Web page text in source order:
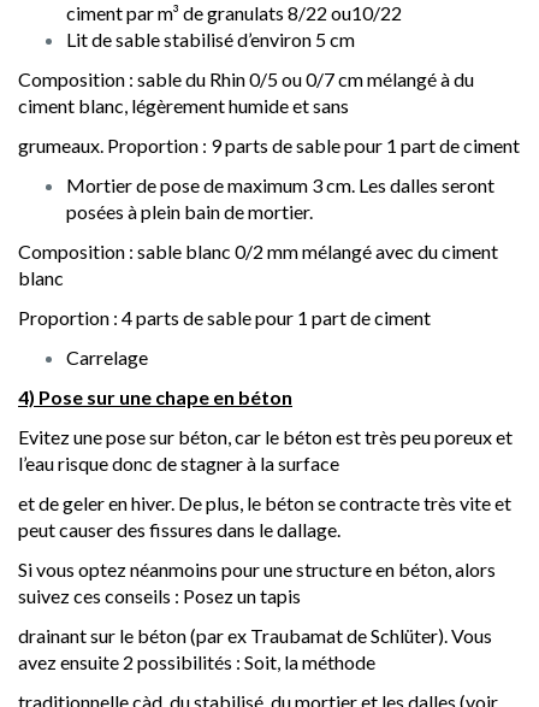
ciment par m³ de granulats 8/22 ou10/22
Lit de sable stabilisé d’environ 5 cm
Composition : sable du Rhin 0/5 ou 0/7 cm mélangé à du
ciment blanc, légèrement humide et sans
grumeaux. Proportion : 9 parts de sable pour 1 part de ciment
Mortier de pose de maximum 3 cm. Les dalles seront
posées à plein bain de mortier.
Composition : sable blanc 0/2 mm mélangé avec du ciment
blanc
Proportion : 4 parts de sable pour 1 part de ciment
Carrelage
4) Pose sur une chape en béton
Evitez une pose sur béton, car le béton est très peu poreux et
l’eau risque donc de stagner à la surface
et de geler en hiver. De plus, le béton se contracte très vite et
peut causer des fissures dans le dallage.
Si vous optez néanmoins pour une structure en béton, alors
suivez ces conseils : Posez un tapis
drainant sur le béton (par ex Traubamat de Schlüter). Vous
avez ensuite 2 possibilités : Soit, la méthode
traditionnelle càd, du stabilisé, du mortier et les dalles (voir